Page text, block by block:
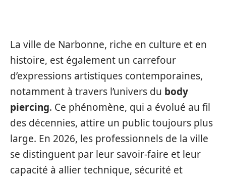
La ville de Narbonne, riche en culture et en
histoire, est également un carrefour
d’expressions artistiques contemporaines,
notamment à travers l’univers du body
piercing. Ce phénomène, qui a évolué au fil
des décennies, attire un public toujours plus
large. En 2026, les professionnels de la ville
se distinguent par leur savoir-faire et leur
capacité à allier technique, sécurité et